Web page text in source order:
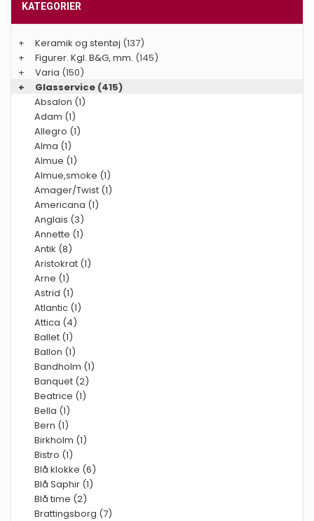
KATEGORIER
+ Keramik og stentøj (137)
+
Figurer. Kgl. B&G, mm. (145)
+
Varia (150)
+
Glasservice (415)
Absalon (1)
Adam (1)
Allegro (1)
Alma (1)
Almue (1)
Almue,smoke (1)
Amager/Twist (1)
Americana (1)
Anglais (3)
Annette (1)
Antik (8)
Aristokrat (1)
Arne (1)
Astrid (1)
Atlantic (1)
Attica (4)
Ballet (1)
Ballon (1)
Bandholm (1)
Banquet (2)
Beatrice (1)
Bella (1)
Bern (1)
Birkholm (1)
Bistro (1)
Blå klokke (6)
Blå Saphir (1)
Blå time (2)
Brattingsborg (7)